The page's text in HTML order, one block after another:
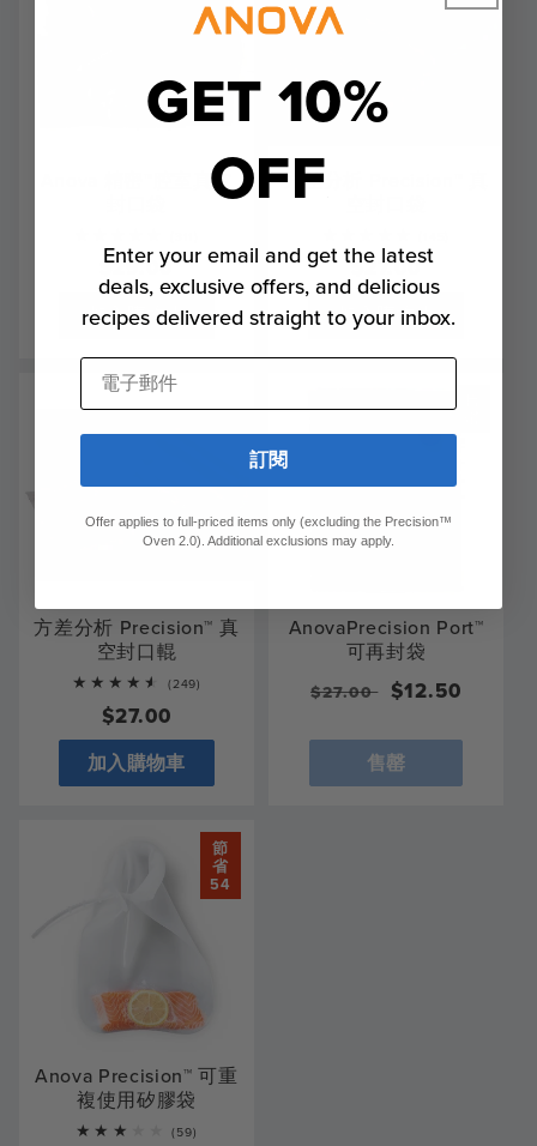
Anova 精密™腔室真空
total
常
規
價
格
$29.00
加入購物車
方差分析 Precision™ 真
常
規
價
格
$27.00
加入購物車
方差分析 Precision™ 真
空封口輥
(249)
常
規
價
$27.00
加入購物車
AnovaPrecision Port™
可再封袋
一
價
$27.00 銷
價
格
$12.50
售罄
節
省
54
Anova Precision™ 可重
複使用矽膠袋
(59)
GET 10%
OFF
Enter your email and get the latest
deals, exclusive offers, and delicious
recipes delivered straight to your inbox.
電子郵件
訂閱
Offer applies to full-priced items only (excluding the Precision™
Oven 2.0). Additional exclusions may apply.